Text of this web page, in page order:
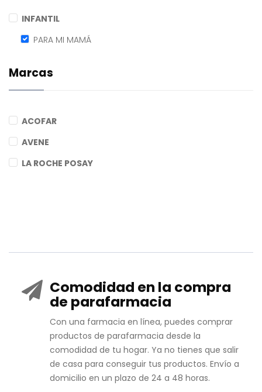
INFANTIL
PARA MI MAMÁ
Marcas
ACOFAR
AVENE
LA ROCHE POSAY
Comodidad en la compra
de parafarmacia
Con una farmacia en línea, puedes comprar
productos de parafarmacia desde la
comodidad de tu hogar. Ya no tienes que salir
de casa para conseguir tus productos. Envío a
domicilio en un plazo de 24 a 48 horas.